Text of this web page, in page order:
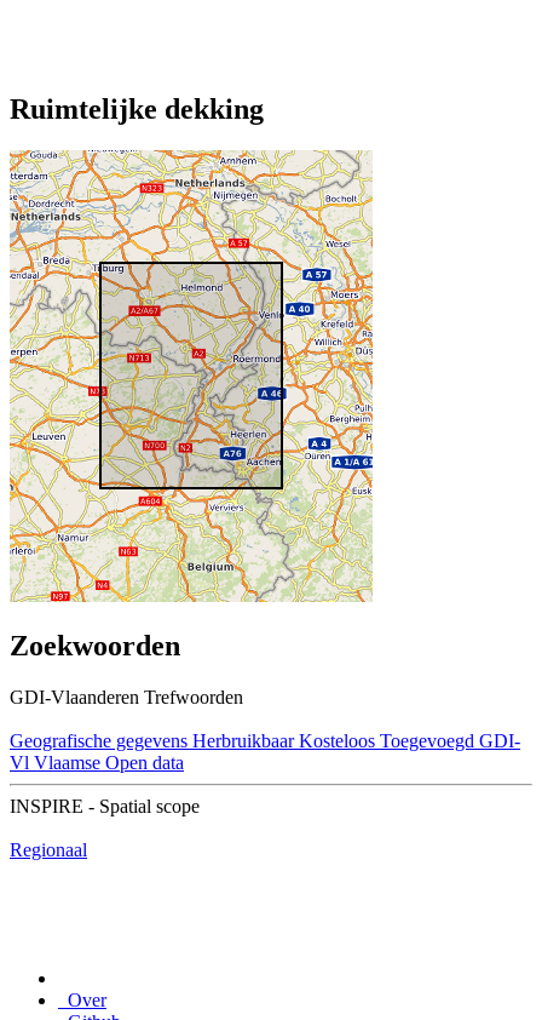
Ruimtelijke dekking
Zoekwoorden
GDI-Vlaanderen Trefwoorden
Geografische gegevens Herbruikbaar Kosteloos Toegevoegd GDI-
Vl Vlaamse Open data
INSPIRE - Spatial scope
Regionaal
Over